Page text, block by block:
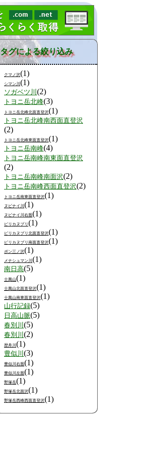
タグによる絞り込み
クマノ沢(1)
シマン川 (1)
ソガベツ川 (2)
トヨニ岳北峰(3)
トヨニ岳北峰北面直登沢(1)
トヨニ岳北峰南西面直登沢
(2)
トヨニ岳北峰東面直登沢(1)
トヨニ岳南峰(4)
トヨニ岳南峰南東面直登沢
(2)
トヨニ岳南峰南面沢(2)
トヨニ岳南峰西面直登沢(2)
トヨニ岳南東面直登沢(1)
ヌビナイ川 (1)
ヌビナイ川右股(1)
ピリカヌプリ (1)
ピリカヌプリ北面直登沢(1)
ピリカヌプリ南面直登沢(1)
ポン三ノ沢(1)
メナシュマン川 (1)
南日高(5)
士萬山(1)
士萬山北面直登沢(1)
士萬山南東面直登沢(1)
山行記録(5)
日高山脈(5)
春別川 (5)
春別川 (2)
歴舟川 (1)
豊似川 (3)
豊似川右股(1)
豊似川左股(1)
野塚岳(1)
野塚岳北面沢(1)
野塚岳西峰西面直登沢(1)